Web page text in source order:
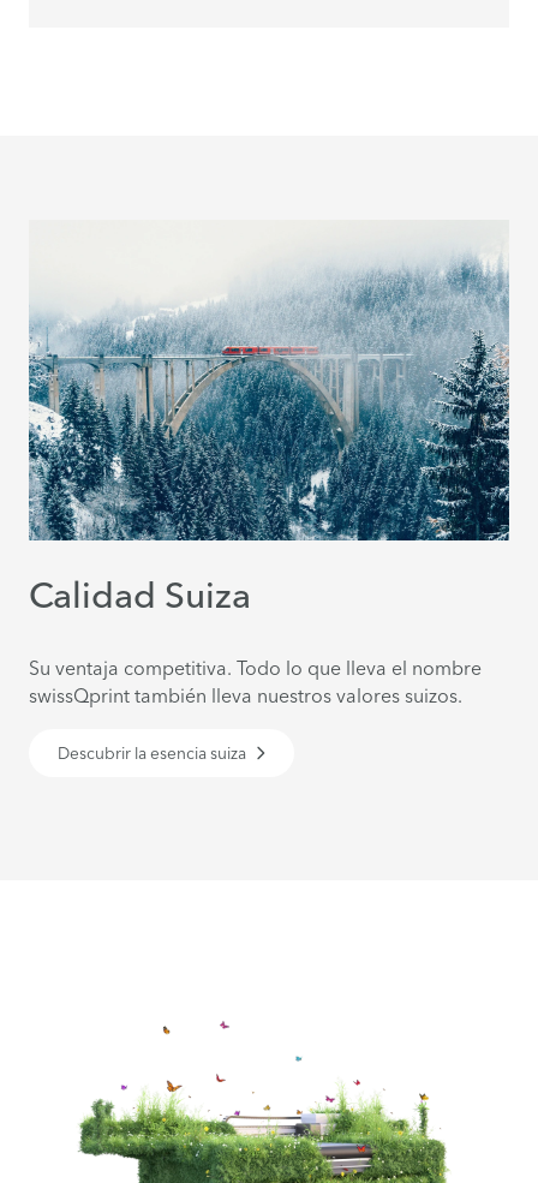
Calidad Suiza
Su ventaja competitiva. Todo lo que lleva el nombre
swissQprint también lleva nuestros valores suizos.
Descubrir la esencia suiza